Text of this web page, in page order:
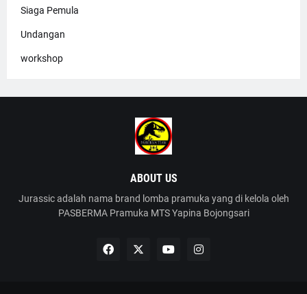
Siaga Pemula
Undangan
workshop
ABOUT US
Jurassic adalah nama brand lomba pramuka yang di kelola oleh
PASBERMA Pramuka MTS Yapina Bojongsari